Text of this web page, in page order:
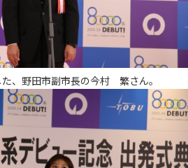
、野田市副市長の今村 繁さん。